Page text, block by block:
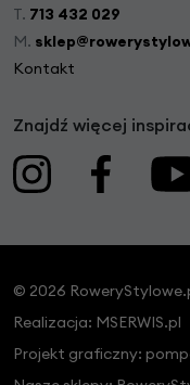
T. 713 432 029
M.
Kontakt
Znajdź więcej
© 2026
Realizacja: MSERWIS.pl
Projekt graficzny: